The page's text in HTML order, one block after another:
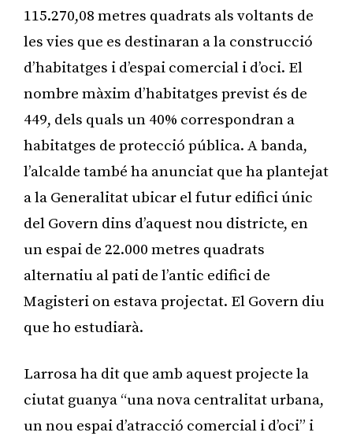
115.270,08 metres quadrats als voltants de
les vies que es destinaran a la construcció
d’habitatges i d’espai comercial i d’oci. El
nombre màxim d’habitatges previst és de
449, dels quals un 40% correspondran a
habitatges de protecció pública. A banda,
l’alcalde també ha anunciat que ha plantejat
a la Generalitat ubicar el futur edifici únic
del Govern dins d’aquest nou districte, en
un espai de 22.000 metres quadrats
alternatiu al pati de l’antic edifici de
Magisteri on estava projectat. El Govern diu
que ho estudiarà.
Larrosa ha dit que amb aquest projecte la
ciutat guanya “una nova centralitat urbana,
un nou espai d’atracció comercial i d’oci” i